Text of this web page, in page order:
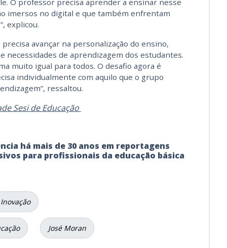
O professor precisa aprender a ensinar nesse
imersos no digital e que também enfrentam
explicou.
avançar na personalização do ensino,
de aprendizagem dos estudantes.
muito igual para todos. O desafio agora é
individualmente com aquilo que o grupo
ressaltou.
Sesi de Educação
há mais de 30 anos em reportagens
para profissionais da educação básica
Inovação
José Moran